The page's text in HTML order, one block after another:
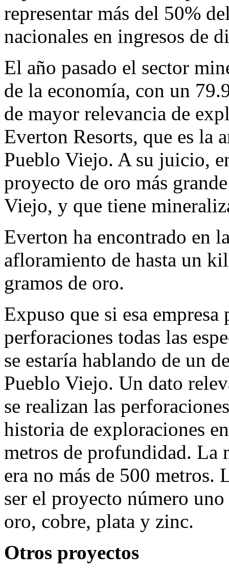
representar más del 50%
nacionales en ingresos de
El año pasado el sector
de la economía, con un
de mayor relevancia de
Everton Resorts, que es la
Pueblo Viejo. A su juicio,
proyecto de oro más
Viejo, y que tiene
Everton ha encontrado en
afloramiento de hasta un
gramos de oro.
Expuso que si esa
perforaciones todas las
se estaría hablando de un
Pueblo Viejo. Un dato
se realizan las
historia de exploraciones
metros de profundidad. La
era no más de 500 metros.
ser el proyecto número
oro, cobre, plata y zinc.
Otros proyectos